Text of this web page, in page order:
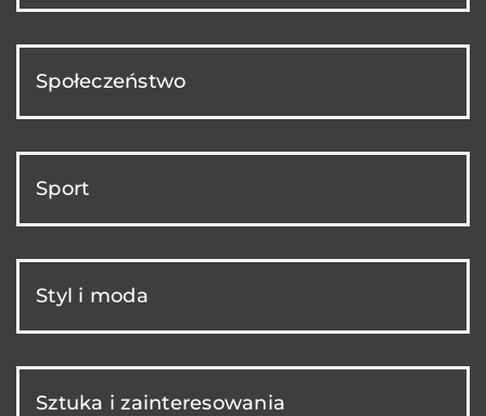
Społeczeństwo
Sport
Styl i moda
Sztuka i zainteresowania